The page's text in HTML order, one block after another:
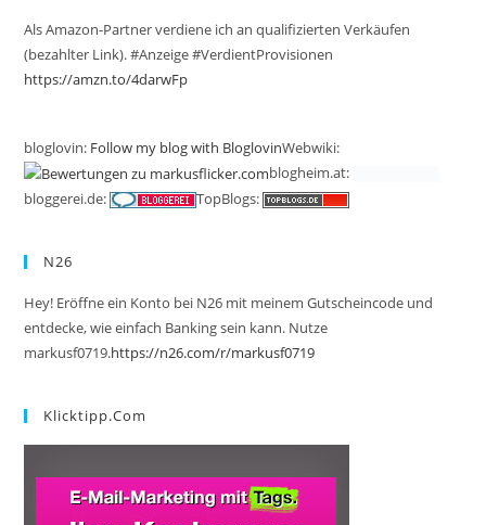
Als Amazon-Partner verdiene ich an qualifizierten Verkäufen
(bezahlter Link). #Anzeige #VerdientProvisionen
https://amzn.to/4darwFp
bloglovin: Follow my blog with BloglovinWebwiki:
blogheim.at:
bloggerei.de:
TopBlogs:
N26
Hey! Eröffne ein Konto bei N26 mit meinem Gutscheincode und
entdecke, wie einfach Banking sein kann. Nutze
markusf0719.https://n26.com/r/markusf0719
Klicktipp.com